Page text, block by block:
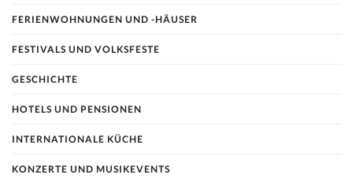
FERIENWOHNUNGEN UND -HÄUSER
FESTIVALS UND VOLKSFESTE
GESCHICHTE
HOTELS UND PENSIONEN
INTERNATIONALE KÜCHE
KONZERTE UND MUSIKEVENTS